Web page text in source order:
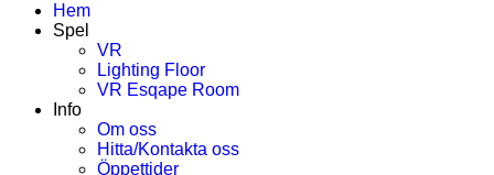
Hem
Spel
VR
Lighting Floor
VR Esqape Room
Info
Om oss
Hitta/Kontakta oss
Öppettider